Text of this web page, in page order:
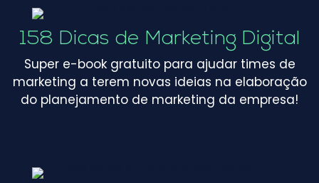
158 Dicas de Marketing Digital
Super e-book gratuito para ajudar times de
marketing a terem novas ideias na elaboração
do planejamento de marketing da empresa!